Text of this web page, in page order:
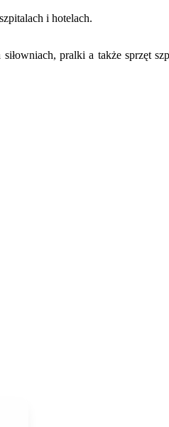
i hotelach.
pralki a także sprzęt